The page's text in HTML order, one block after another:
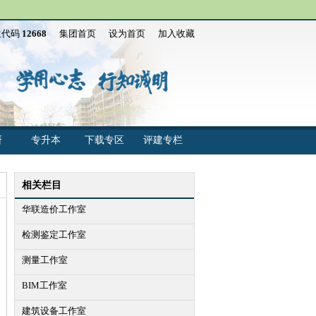
代码12668 集团首页 设为首页 加入收藏
专升本 下载专区 评建专栏
相关栏目
华联造价工作室
检测鉴定工作室
测量工作室
BIM工作室
建筑设备工作室